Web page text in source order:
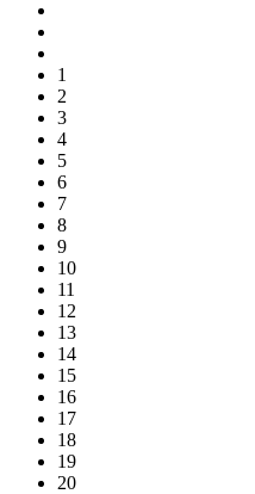
1
2
3
4
5
6
7
8
9
10
11
12
13
14
15
16
17
18
19
20